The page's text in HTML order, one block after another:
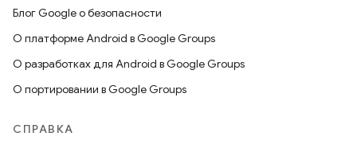
Блог Google о безопасности
О платформе Android в Google Groups
О разработках для Android в Google Groups
О портировании в Google Groups
СПРАВКА